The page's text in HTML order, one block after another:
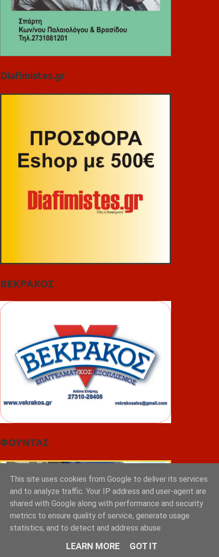
Diafimistes.gr
ΒΕΚΡΑΚΟΣ
ΦΟΥΝΤΑΣ
This site uses cookies from Google to deliver its services
and to analyze traffic. Your IP address and user-agent are
shared with Google along with performance and security
metrics to ensure quality of service, generate usage
statistics, and to detect and address abuse.
LEARN MORE GOT IT